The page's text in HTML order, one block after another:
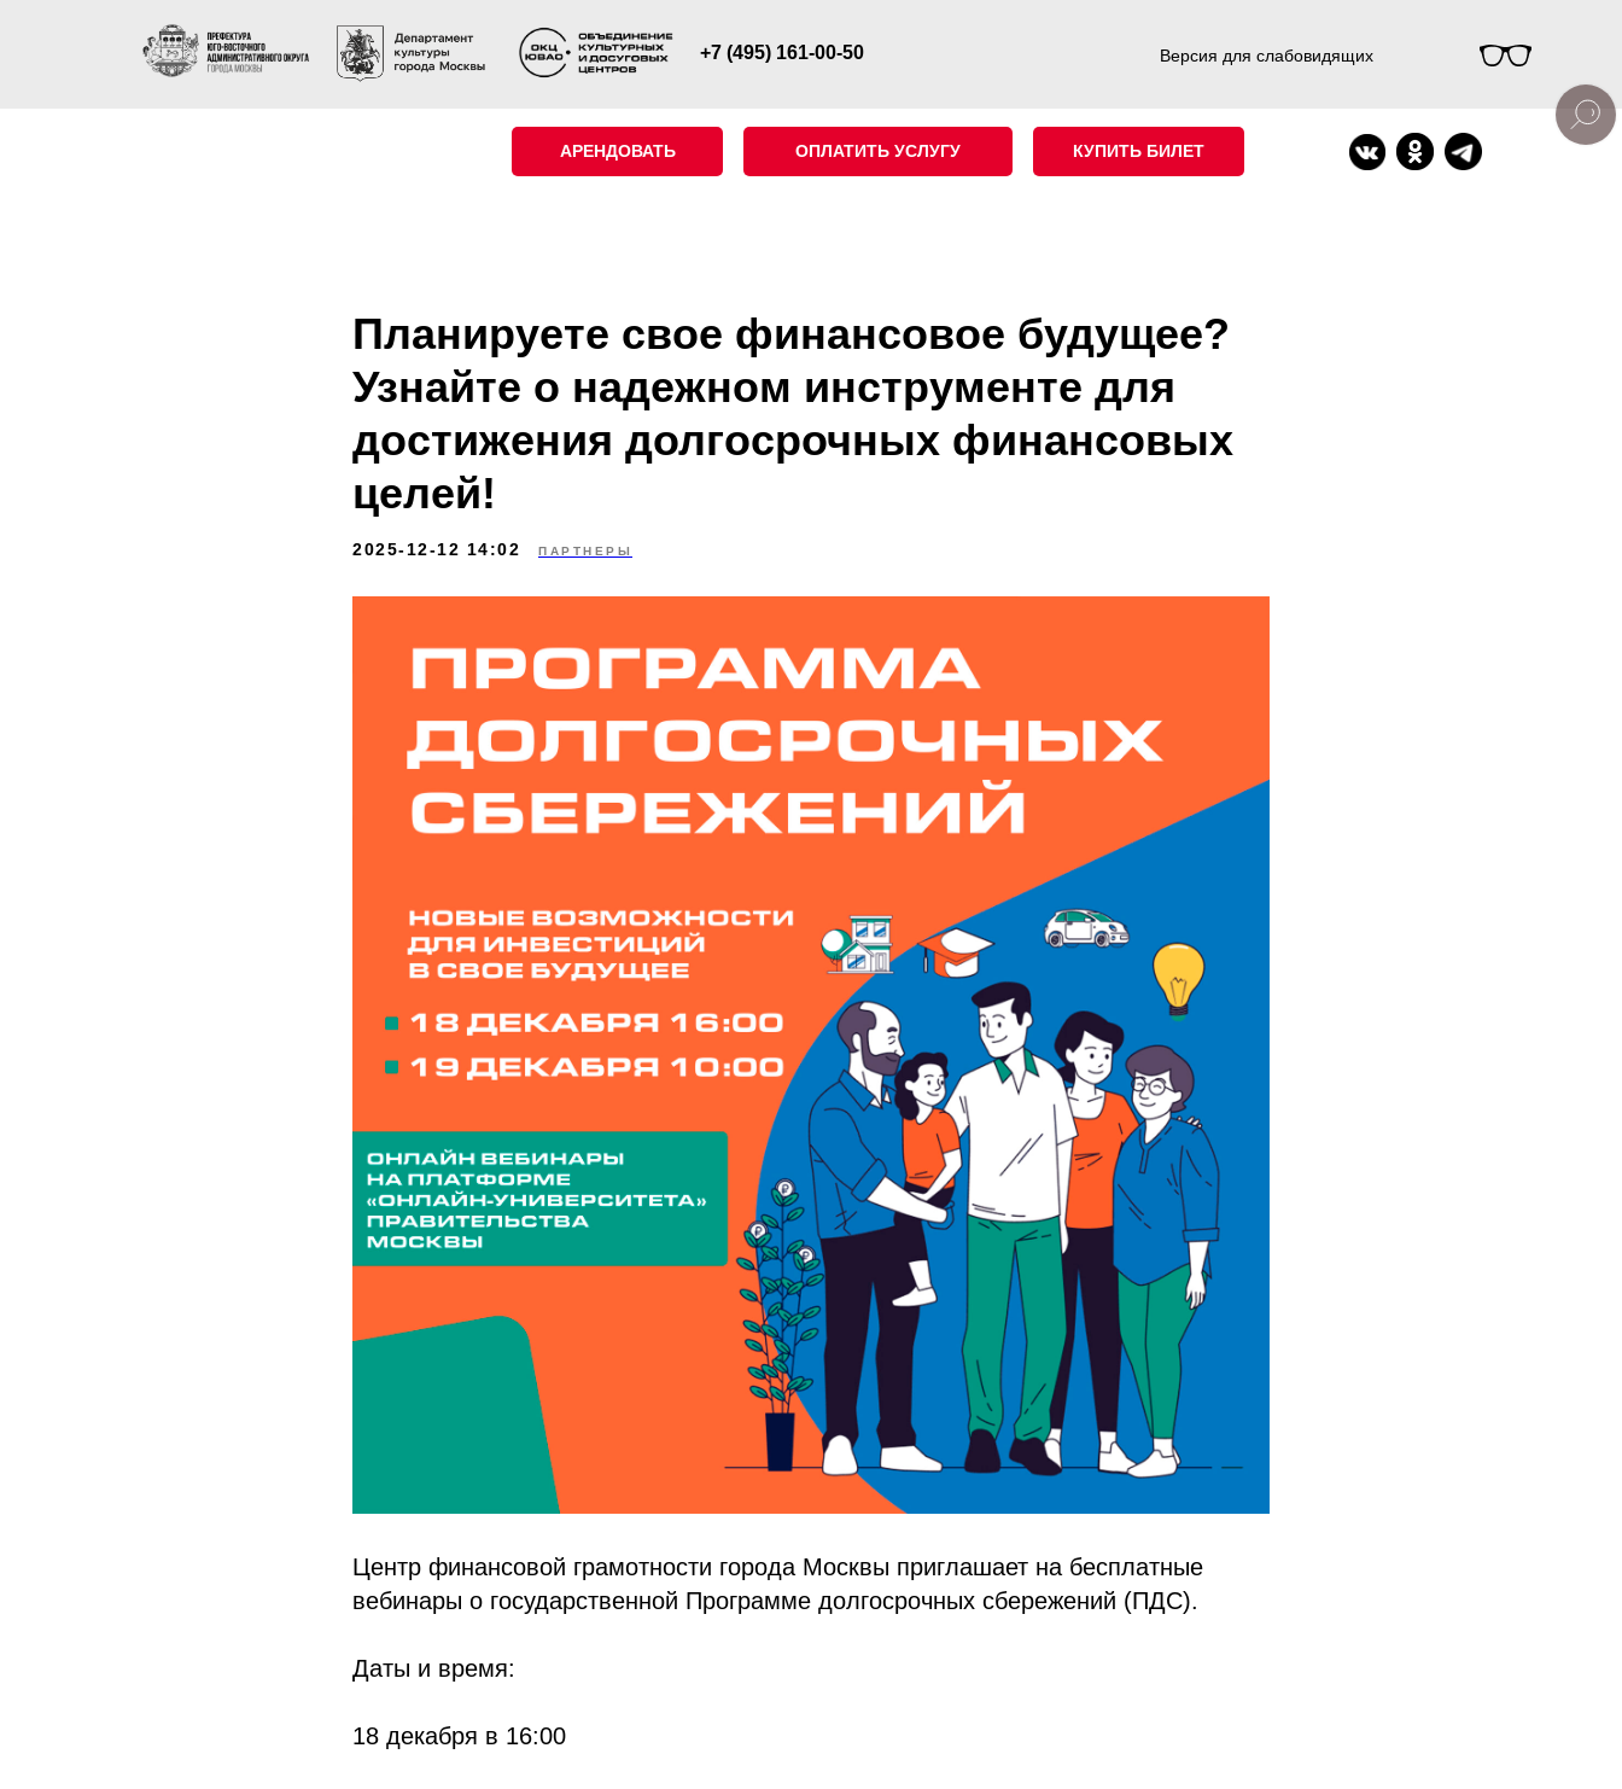
Версия для слабовидящих
+7 (495) 161-00-50
КУПИТЬ БИЛЕТ
АРЕНДОВАТЬ ОПЛАТИТЬ УСЛУГУ
Планируете свое финансовое будущее?
Узнайте о надежном инструменте для
достижения долгосрочных финансовых
целей!
2025-12-12 14:02 ПАРТНЕРЫ
Центр финансовой грамотности города Москвы приглашает на бесплатные
вебинары о государственной Программе долгосрочных сбережений (ПДС).
Даты и время:
18 декабря в 16:00